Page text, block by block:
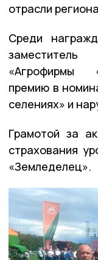
отрасли
Среди
заместитель
«Агрофирмы
премию в
селениях» и
Грамотой за
страхования
«Земледелец».